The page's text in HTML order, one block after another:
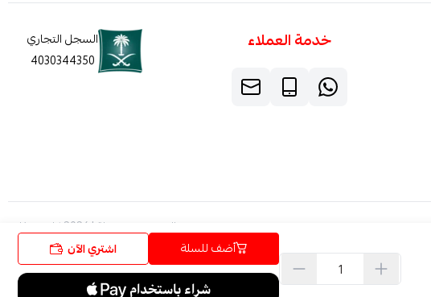
أضف للسلة اشتري الآن
خدمة العملاء
السجل التجاري
4030344350
الحقوق محفوظة | 2026 كاربون فايبر